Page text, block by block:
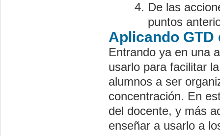
De las
puntos
Aplicando GTD
Entrando ya en una
usarlo para facilitar
alumnos a ser
concentración. En
del docente, y más
enseñar a usarlo a